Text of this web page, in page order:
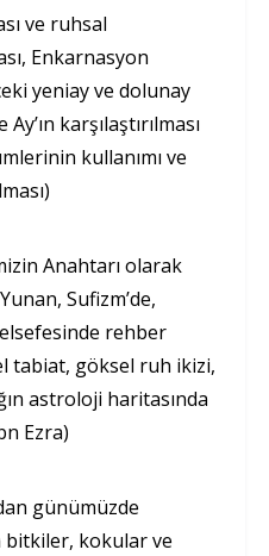
ve ruhsal
Enkarnasyon
yeniay ve dolunay
karşılaştırılması
kullanımı ve
Anahtarı olarak
Sufizm’de,
rehber
tabiat, göksel ruh ikizi,
astroloji haritasında
Ezra)
günümüzde
bitkiler, kokular ve